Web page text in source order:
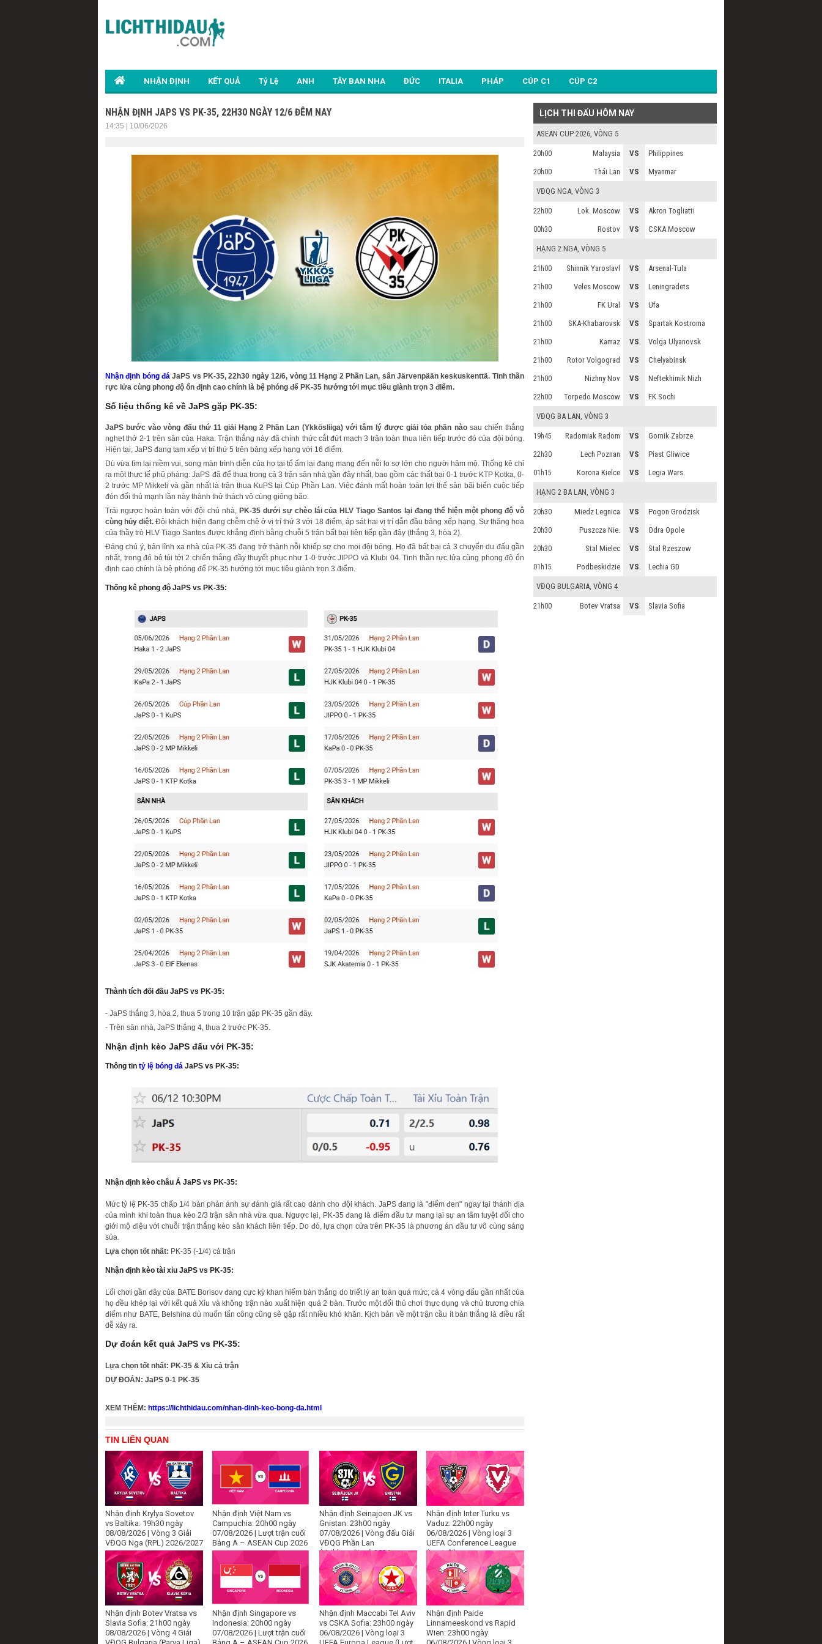
NHẬN ĐỊNH KẾT QUẢ Tỷ Lệ ANH TÂY BAN NHA ĐỨC ITALIA PHÁP CÚP C1 CÚP C2
NHẬN ĐỊNH JAPS VS PK-35, 22H30 NGÀY 12/6 ĐÊM NAY
14:35 | 10/06/2026
Nhận định bóng đá JaPS vs PK-35, 22h30 ngày 12/6, vòng 11 Hạng 2 Phần Lan, sân Järvenpään keskuskenttä. Tinh thần
rực lửa cùng phong độ ổn định cao chính là bệ phóng để PK-35 hướng tới mục tiêu giành trọn 3 điểm.
Số liệu thống kê về JaPS gặp PK-35:
JaPS bước vào vòng đấu thứ 11 giải Hạng 2 Phần Lan (Ykkösliiga) với tâm lý được giải tỏa phần nàosau chiến thắng
nghẹt thở 2-1 trên sân của Haka. Trận thắng này đã chính thức cắt đứt mạch 3 trận toàn thua liên tiếp trước đó của đội bóng.
Hiện tại, JaPS đang tạm xếp vị trí thứ 5 trên bảng xếp hạng với 16 điểm.
Dù vừa tìm lại niềm vui, song màn trình diễn của họ tại tổ ấm lại đang mang đến nỗi lo sợ lớn cho người hâm mộ. Thống kê chỉ
ra một thực tế phũ phàng: JaPS đã để thua trong cả 3 trận sân nhà gần đây nhất, bao gồm các thất bại 0-1 trước KTP Kotka, 0-
2 trước MP Mikkeli và gần nhất là trận thua KuPS tại Cúp Phần Lan. Việc đánh mất hoàn toàn lợi thế sân bãi biến cuộc tiếp
đón đối thủ mạnh lần này thành thử thách vô cùng giông bão.
Trái ngược hoàn toàn với đội chủ nhà, PK-35 dưới sự chèo lái của HLV Tiago Santos lại đang thể hiện một phong độ vô
cùng hủy diệt.Đội khách hiện đang chễm chệ ở vị trí thứ 3 với 18 điểm, áp sát hai vị trí dẫn đầu bảng xếp hạng. Sự thăng hoa
của thầy trò HLV Tiago Santos được khẳng định bằng chuỗi 5 trận bất bại liên tiếp gần đây (thắng 3, hòa 2).
Đáng chú ý, bản lĩnh xa nhà của PK-35 đang trở thành nỗi khiếp sợ cho mọi đội bóng. Họ đã bất bại cả 3 chuyến du đấu gần
nhất, trong đó bỏ túi tới 2 chiến thắng đầy thuyết phục như 1-0 trước JIPPO và Klubi 04. Tinh thần rực lửa cùng phong độ ổn
định cao chính là bệ phóng để PK-35 hướng tới mục tiêu giành trọn 3 điểm.
Thống kê phong độ JaPS vs PK-35:
Thành tích đối đầu JaPS vs PK-35:
- JaPS thắng 3, hòa 2, thua 5 trong 10 trận gặp PK-35 gần đây.
- Trên sân nhà, JaPS thắng 4, thua 2 trước PK-35.
Nhận định kèo JaPS đấu với PK-35:
Thông tin tỷ lệ bóng đá JaPS vs PK-35:
Nhận định kèo châu Á JaPS vs PK-35:
Mức tỷ lệ PK-35 chấp 1/4 bàn phản ánh sự đánh giá rất cao dành cho đội khách. JaPS đang là "điểm đen" ngay tại thánh địa
của mình khi toàn thua kèo 2/3 trận sân nhà vừa qua. Ngược lại, PK-35 đang là điểm đầu tư mang lại sự an tâm tuyệt đối cho
giới mộ điệu với chuỗi trận thắng kèo sân khách liên tiếp. Do đó, lựa chọn cửa trên PK-35 là phương án đầu tư vô cùng sáng
sủa.
Lựa chọn tốt nhất: PK-35 (-1/4) cả trận
Nhận định kèo tài xỉu JaPS vs PK-35:
Lối chơi gần đây của BATE Borisov đang cực kỳ khan hiếm bàn thắng do triết lý an toàn quá mức; cả 4 vòng đấu gần nhất của
họ đều khép lại với kết quả Xỉu và không trận nào xuất hiện quá 2 bàn. Trước một đối thủ chơi thực dụng và chủ trương chia
điểm như BATE, Belshina dù muốn tấn công cũng sẽ gặp rất nhiều khó khăn. Kịch bản về một trận cầu ít bàn thắng là điều rất
dễ xảy ra.
Dự đoán kết quả JaPS vs PK-35:
Lựa chọn tốt nhất: PK-35 & Xỉu cả trận
DỰ ĐOÁN: JaPS 0-1 PK-35
XEM THÊM: https://lichthidau.com/nhan-dinh-keo-bong-da.html
TIN LIÊN QUAN
Nhận định Krylya Sovetov
vs Baltika: 19h30 ngày
08/08/2026 | Vòng 3 Giải
VĐQG Nga (RPL) 2026/2027
Nhận định Botev Vratsa vs
Slavia Sofia: 21h00 ngày
08/08/2026 | Vòng 4 Giải
Nhận định Việt Nam vs
Campuchia: 20h00 ngày
07/08/2026 | Lượt trận cuối
Bảng A – ASEAN Cup 2026
Nhận định Singapore vs
Indonesia: 20h00 ngày
07/08/2026 | Lượt trận cuối
Nhận định Seinajoen JK vs
Gnistan: 23h00 ngày
07/08/2026 | Vòng đấu Giải
VĐQG Phần Lan
(Veikkausliiga) 2026
Nhận định Maccabi Tel Aviv
vs CSKA Sofia: 23h00 ngày
06/08/2026 | Vòng loại 3
Nhận định Inter Turku vs
Vaduz: 22h00 ngày
06/08/2026 | Vòng loại 3
UEFA Conference League
(Lượt đi)
Nhận định Paide
Linnameeskond vs Rapid
Wien: 23h00 ngày
LỊCH THI ĐẤU HÔM NAY
ASEAN CUP 2026, VÒNG 5
20h00 Malaysia VS Philippines
20h00 Thái Lan VS Myanmar
VĐQG NGA, VÒNG 3
22h00 Lok. Moscow VS Akron Togliatti
00h30 Rostov VS CSKA Moscow
HẠNG 2 NGA, VÒNG 5
21h00 Shinnik Yaroslavl VS Arsenal-Tula
21h00 Veles Moscow VS Leningradets
21h00 FK Ural VS Ufa
21h00 SKA-Khabarovsk VS Spartak Kostroma
21h00 Kamaz VS Volga Ulyanovsk
21h00 Rotor Volgograd VS Chelyabinsk
21h00 Nizhny Nov VS Neftekhimik Nizh
22h00 Torpedo Moscow VS FK Sochi
VĐQG BA LAN, VÒNG 3
19h45 Radomiak Radom VS Gornik Zabrze
22h30 Lech Poznan VS Piast Gliwice
01h15 Korona Kielce VS Legia Wars.
HẠNG 2 BA LAN, VÒNG 3
20h30 Miedz Legnica VS Pogon Grodzisk
20h30 Puszcza Nie. VS Odra Opole
20h30 Stal Mielec VS Stal Rzeszow
01h15 Podbeskidzie VS Lechia GD
VĐQG BULGARIA, VÒNG 4
21h00 Botev Vratsa VS Slavia Sofia